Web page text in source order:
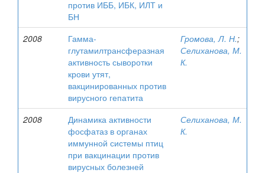
против ИББ, ИБК, ИЛТ и
БН
2008
Гамма-
глутамилтрансферазная
активность сыворотки
крови утят,
вакцинированных против
вирусного гепатита
Громова, Л. Н.;
Селиханова, М.
К.
2008
Динамика активности
фосфатаз в органах
иммунной системы птиц
при вакцинации против
вирусных болезней
Селиханова, М.
К.